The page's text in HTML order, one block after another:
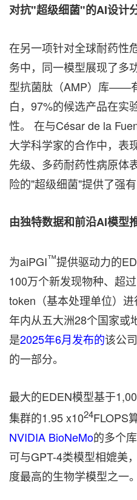
对抗"超级细菌"的AI设计
在另一项针对全球耐药性
务中，同一模型展现了多
型抗菌肽（AMP）库——
白，97%的候选产品在实
性。 在与César de la
大学科学家的合作中，表
先级、多药耐药性病原体
险的"超级细菌"提供了强有
由独特数据和前沿AI模型
为aiPGI™提供驱动力的
100万个新发现物种、超
token（基本处理单位）
年内从五大洲28个国家或
是2025年6月发布的该公
的一部分。
最大的EDEN模型基于
集群的1.95 x1024FLOPS
NVIDIA BioNeMo的多个
可与GPT-4类模型相媲美
度最高的生物学模型之一。